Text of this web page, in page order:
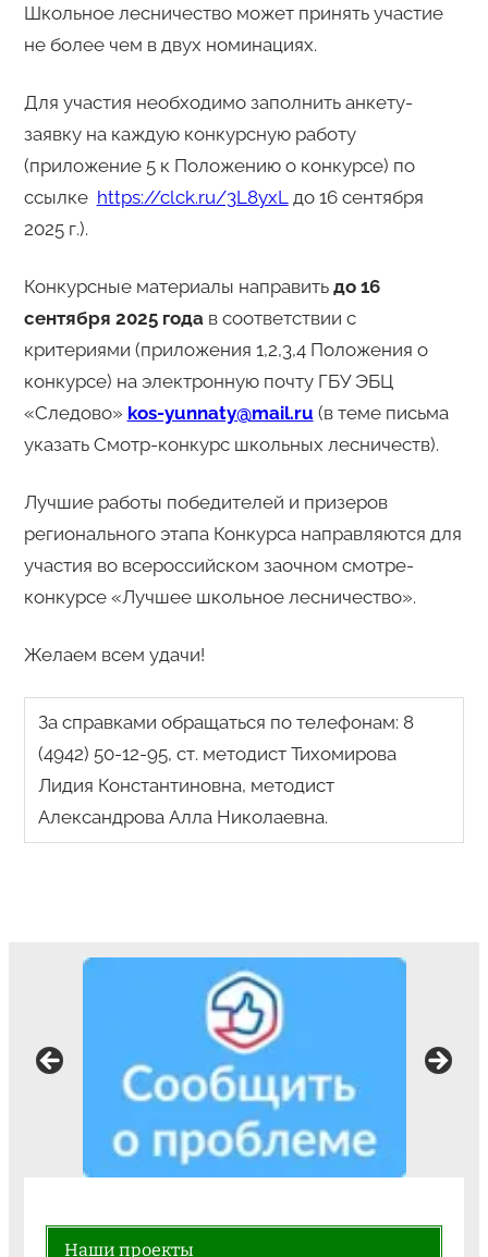
Школьное лесничество может принять участие
не более чем в двух номинациях.
Для участия необходимо заполнить анкету-
заявку на каждую конкурсную работу
(приложение 5 к Положению о конкурсе) по
ссылке https://clck.ru/3L8yxL до 16 сентября
2025 г.).
Конкурсные материалы направить до 16
сентября 2025 года в соответствии с
критериями (приложения 1,2,3,4 Положения о
конкурсе) на электронную почту ГБУ ЭБЦ
«Следово» kos-yunnaty@mail.ru (в теме письма
указать Смотр-конкурс школьных лесничеств).
Лучшие работы победителей и призеров
регионального этапа Конкурса направляются для
участия во всероссийском заочном смотре-
конкурсе «Лучшее школьное лесничество».
Желаем всем удачи!
За справками обращаться по телефонам: 8
(4942) 50-12-95, ст. методист Тихомирова
Лидия Константиновна, методист
Александрова Алла Николаевна.
Наши проекты